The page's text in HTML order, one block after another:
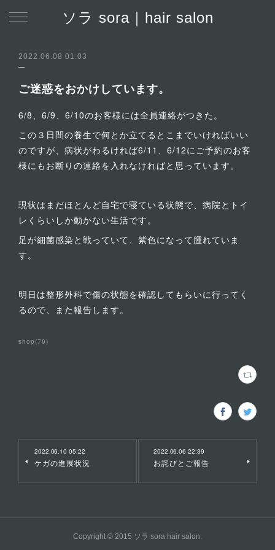
ソラ sora｜hair salon
2022.06.08 01:03
ご迷惑をおかけしています。
6/8、6/9、6/10のお客様には全員連絡がつきた。
この３日間の養生で何とか立てるとこまでいければいい
のですが、病状がわるければ6/11、6/12にご予約のお客
様にもお断りの連絡を入れなければと思っています。
現状はまだほとんど自宅で寝ている状態で、病院とトイ
レくらいしか動かない生活です。
足が細菌感染と戦っていて、紫色になって腫れていま
す。
明日は整形外科で傷の状態を確認してもらいに行ってく
るので、また報告します。
shop (79)
2022.06.10 05:22
ケガの進展状況
2022.06.06 22:39
お詫びとご報告
Copyright © 2015 ソラ sora hair salon.